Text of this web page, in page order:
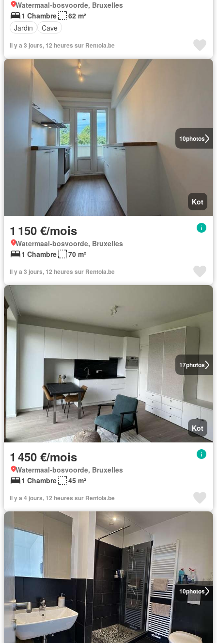
Watermaal-bosvoorde, Bruxelles
1 Chambre
62 m²
Jardin
Cave
Il y a 3 jours, 12 heures sur Rentola.be
10photos
Kot
1 150 €/mois
Watermaal-bosvoorde, Bruxelles
1 Chambre
70 m²
Il y a 3 jours, 12 heures sur Rentola.be
17photos
Kot
1 450 €/mois
Watermaal-bosvoorde, Bruxelles
1 Chambre
45 m²
Il y a 4 jours, 12 heures sur Rentola.be
10photos